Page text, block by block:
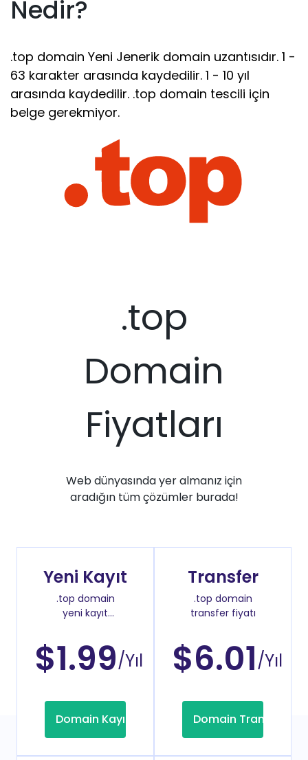
Nedir?
.top domain Yeni Jenerik domain uzantısıdır. 1 -
63 karakter arasında kaydedilir. 1 - 10 yıl
arasında kaydedilir. .top domain tescili için
belge gerekmiyor.
.top
Domain
Fiyatları
Web dünyasında yer almanız için
aradığın tüm çözümler burada!
Yeni Kayıt
.top domain
yeni kayıt
$1.99/Yıl
Domain Kayıt
Transfer
.top domain
transfer fiyatı
$6.01/Yıl
Domain Transfer